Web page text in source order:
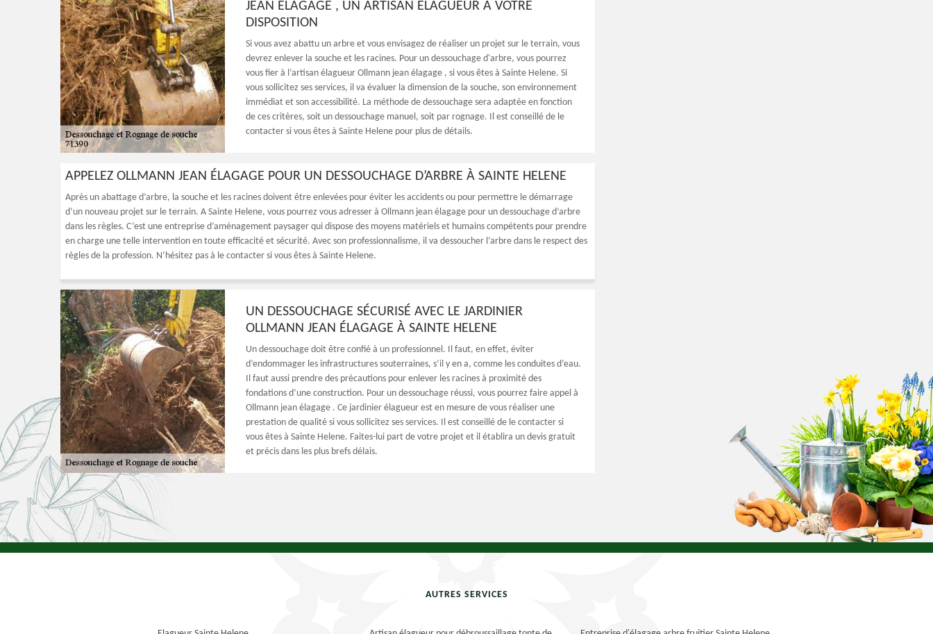
JEAN ÉLAGAGE , UN ARTISAN ÉLAGUEUR À VOTRE
DISPOSITION
Si vous avez abattu un arbre et vous envisagez de réaliser un projet sur le terrain, vous
devrez enlever la souche et les racines. Pour un dessouchage d'arbre, vous pourrez
vous fier à l’artisan élagueur Ollmann jean élagage , si vous êtes à Sainte Helene. Si
vous sollicitez ses services, il va évaluer la dimension de la souche, son environnement
immédiat et son accessibilité. La méthode de dessouchage sera adaptée en fonction
de ces critères, soit un dessouchage manuel, soit par rognage. Il est conseillé de le
contacter si vous êtes à Sainte Helene pour plus de détails.
APPELEZ OLLMANN JEAN ÉLAGAGE POUR UN DESSOUCHAGE D’ARBRE À SAINTE HELENE
Après un abattage d’arbre, la souche et les racines doivent être enlevées pour éviter les accidents ou pour permettre le démarrage
d’un nouveau projet sur le terrain. A Sainte Helene, vous pourrez vous adresser à Ollmann jean élagage pour un dessouchage d’arbre
dans les règles. C’est une entreprise d’aménagement paysager qui dispose des moyens matériels et humains compétents pour prendre
en charge une telle intervention en toute efficacité et sécurité. Avec son professionnalisme, il va dessoucher l’arbre dans le respect des
règles de la profession. N’hésitez pas à le contacter si vous êtes à Sainte Helene.
UN DESSOUCHAGE SÉCURISÉ AVEC LE JARDINIER
OLLMANN JEAN ÉLAGAGE À SAINTE HELENE
Un dessouchage doit être confié à un professionnel. Il faut, en effet, éviter
d’endommager les infrastructures souterraines, s’il y en a, comme les conduites d’eau.
Il faut aussi prendre des précautions pour enlever les racines à proximité des
fondations d’une construction. Pour un dessouchage réussi, vous pourrez faire appel à
Ollmann jean élagage . Ce jardinier élagueur est en mesure de vous réaliser une
prestation de qualité si vous sollicitez ses services. Il est conseillé de le contacter si
vous êtes à Sainte Helene. Faites-lui part de votre projet et il établira un devis gratuit
et précis dans les plus brefs délais.
AUTRES SERVICES